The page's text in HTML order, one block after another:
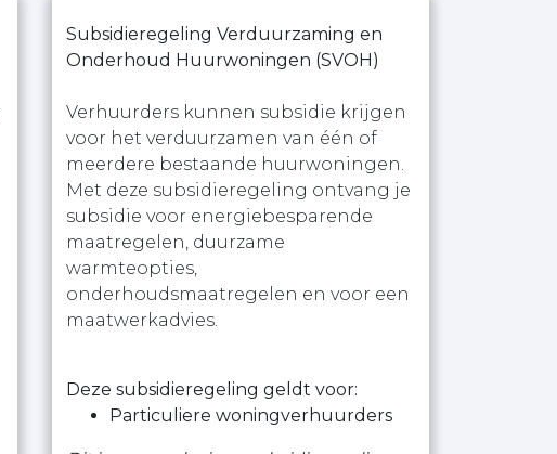
Subsidieregeling Verduurzaming en
Onderhoud Huurwoningen (SVOH)
Verhuurders kunnen subsidie krijgen
voor het verduurzamen van één of
meerdere bestaande huurwoningen.
Met deze subsidieregeling ontvang je
subsidie voor energiebesparende
maatregelen, duurzame
warmteopties,
onderhoudsmaatregelen en voor een
maatwerkadvies.
Deze subsidieregeling geldt voor:
Particuliere woningverhuurders